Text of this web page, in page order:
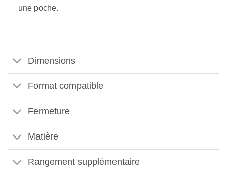
une poche.
Dimensions
Format compatible
Fermeture
Matière
Rangement supplémentaire
Appliquer les filtres